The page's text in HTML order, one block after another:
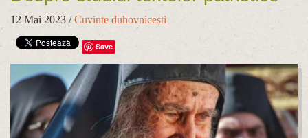
12 Mai 2023 /Cuvinte duhovnicești
Save